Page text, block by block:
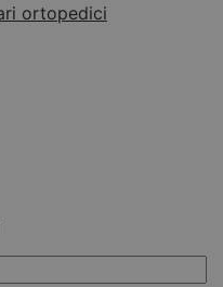
ortopedici